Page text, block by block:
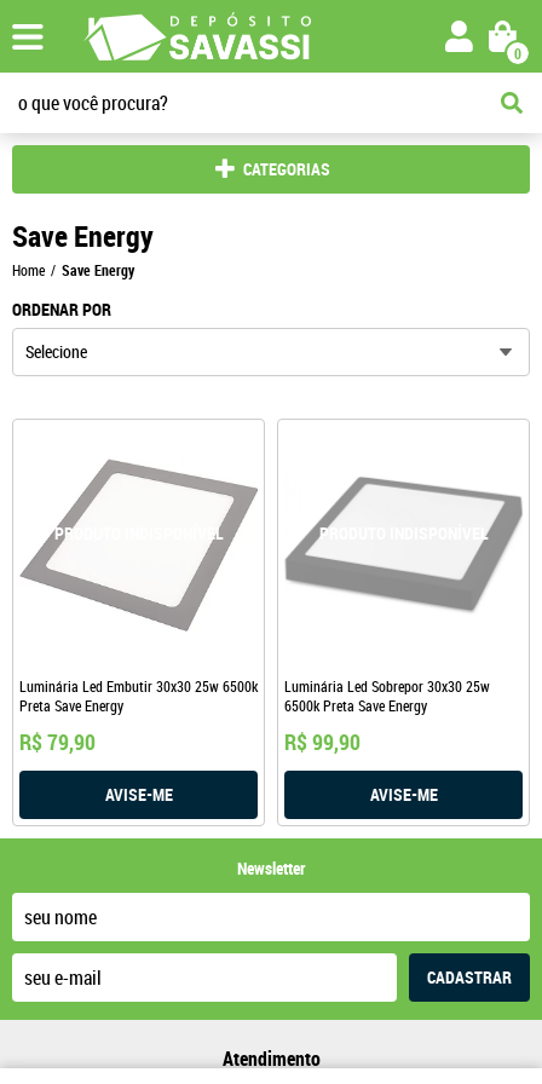
0
CATEGORIAS
Save Energy
Home Save Energy
ORDENAR POR
Selecione
Luminária Led Embutir 30x30 25w 6500k
Preta Save Energy
R$ 79,90
AVISE-ME
Luminária Led Sobrepor 30x30 25w
6500k Preta Save Energy
R$ 99,90
AVISE-ME
Newsletter
CADASTRAR
Atendimento